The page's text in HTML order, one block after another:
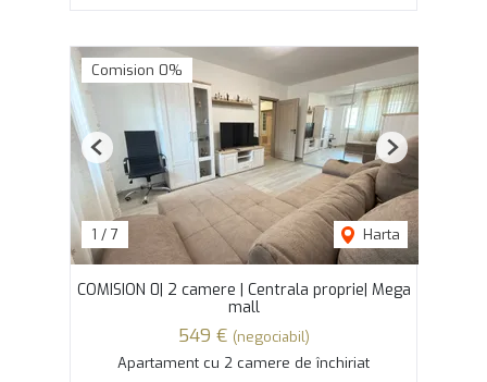
Comision 0%
1 / 7 Harta
Previous Next
COMISION 0| 2 camere | Centrala proprie| Mega
mall
549 € (negociabil)
Apartament cu 2 camere de închiriat